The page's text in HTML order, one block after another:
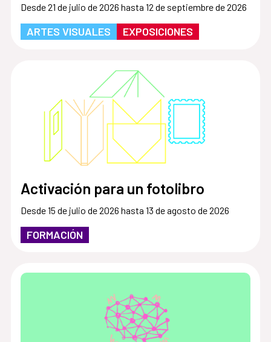
Desde 21 de julio de 2026 hasta 12 de septiembre de 2026
ARTES VISUALES EXPOSICIONES
Activación para un fotolibro
Desde 15 de julio de 2026 hasta 13 de agosto de 2026
FORMACIÓN